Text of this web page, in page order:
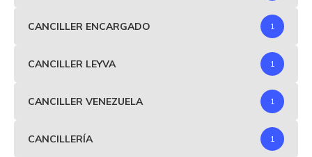
CANCILLER ENCARGADO 1
CANCILLER LEYVA 1
CANCILLER VENEZUELA 1
CANCILLERÍA 1